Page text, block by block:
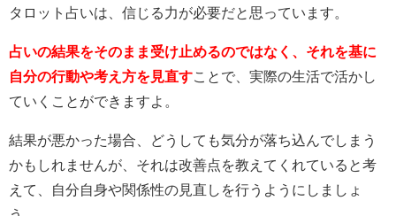
タロット占いは、信じる力が必要だと思っています。
占いの結果をそのまま受け止めるのではなく、それを基に
自分の行動や考え方を見直す ことで、実際の生活で活かし
ていくことができますよ。
結果が悪かった場合、どうしても気分が落ち込んでしまう
かもしれませんが、それは改善点を教えてくれていると考
えて、自分自身や関係性の見直しを行うようにしましょ